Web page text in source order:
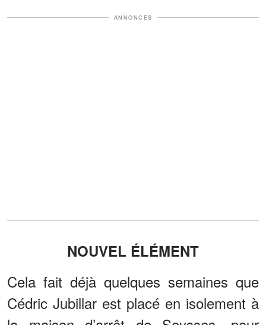
ANNONCES
NOUVEL ÉLÉMENT
Cela fait déjà quelques semaines que
Cédric Jubillar est placé en isolement à